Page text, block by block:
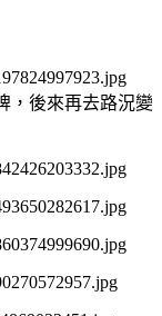
，後來再去路況變